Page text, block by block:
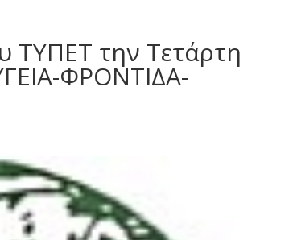
ΤΥΠΕΤ την Τετάρτη
ΦΡΟΝΤΙΔΑ-